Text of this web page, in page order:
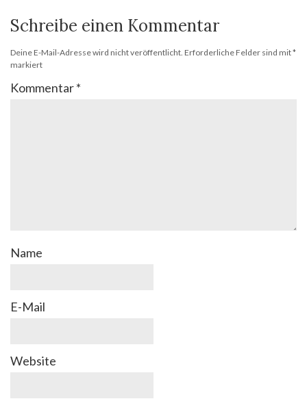
Schreibe einen Kommentar
Deine E-Mail-Adresse wird nicht veröffentlicht. Erforderliche Felder sind mit*
markiert
Kommentar*
Name
E-Mail
Website